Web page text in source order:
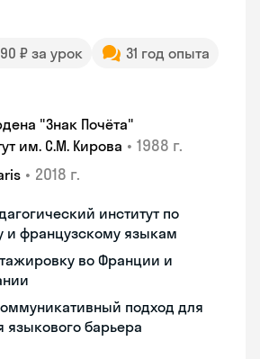
₽ за урок
31 год опыта
"Знак Почёта"
им. С.М. Кирова • 1988 г.
• 2018 г.
институт по
и французскому языкам
во Франции и
подход для
языкового барьера